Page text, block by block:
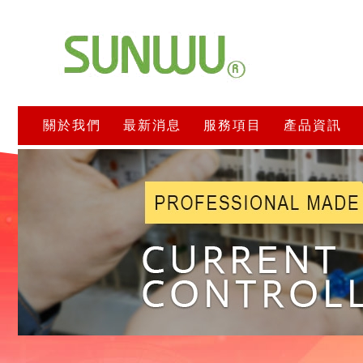
關於我們 最新消息 服務項目 產品資訊